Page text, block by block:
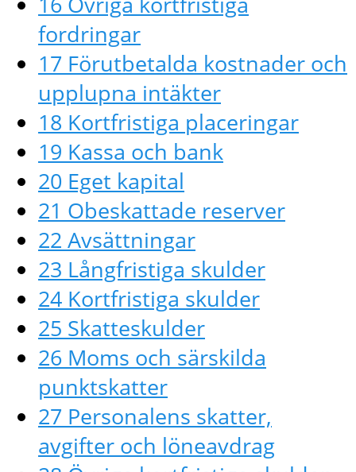
fordringar
17 Förutbetalda kostnader och
upplupna intäkter
18 Kortfristiga placeringar
19 Kassa och bank
20 Eget kapital
21 Obeskattade reserver
22 Avsättningar
23 Långfristiga skulder
24 Kortfristiga skulder
25 Skatteskulder
26 Moms och särskilda
punktskatter
27 Personalens skatter,
avgifter och löneavdrag